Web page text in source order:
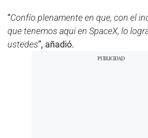
“Confío plenamente en que, con el
que tenemos aquí en SpaceX, lo
ustedes”, añadió.